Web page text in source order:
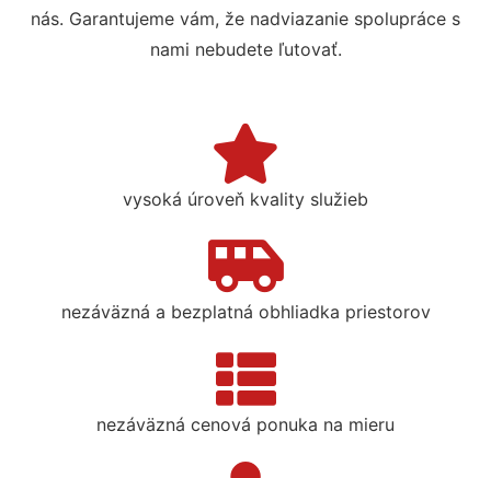
nás. Garantujeme vám, že nadviazanie spolupráce s
nami nebudete ľutovať.
vysoká úroveň kvality služieb
nezáväzná a bezplatná obhliadka priestorov
nezáväzná cenová ponuka na mieru